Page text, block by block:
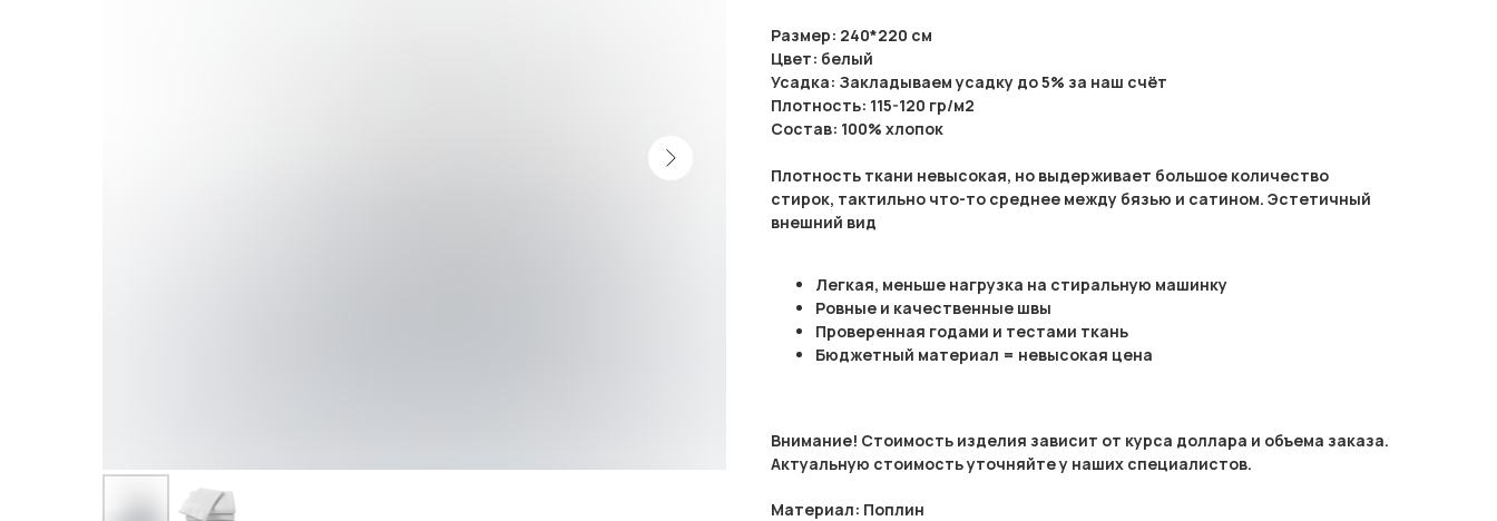
Размер: 240*220 см
Цвет: белый
Усадка: Закладываем усадку до 5% за наш счёт
Плотность: 115-120 гр/м2
Состав: 100% хлопок
Плотность ткани невысокая, но выдерживает большое количество
стирок, тактильно что-то среднее между бязью и сатином. Эстетичный
внешний вид
Легкая, меньше нагрузка на стиральную машинку
Ровные и качественные швы
Проверенная годами и тестами ткань
Бюджетный материал = невысокая цена
Внимание! Стоимость изделия зависит от курса доллара и объема заказа.
Актуальную стоимость уточняйте у наших специалистов.
Материал: Поплин